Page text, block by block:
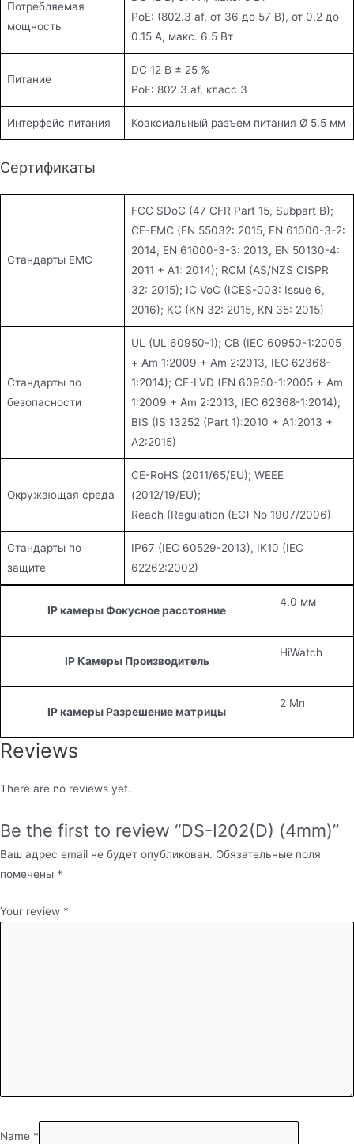
Потребляемая
мощность
PoE: (802.3 af, от 36 до 57 В), от 0.2 до
0.15 A, макс. 6.5 Вт
Питание
DC 12 В ± 25 %
PoE: 802.3 af, класс 3
Интерфейс питания Коаксиальный разъем питания Ø 5.5 мм
Сертификаты
Стандарты EMC
FCC SDoC (47 CFR Part 15, Subpart B);
CE-EMC (EN 55032: 2015, EN 61000-3-2:
2014, EN 61000-3-3: 2013, EN 50130-4:
2011 + A1: 2014); RCM (AS/NZS CISPR
32: 2015); IC VoC (ICES-003: Issue 6,
2016); KC (KN 32: 2015, KN 35: 2015)
Стандарты по
безопасности
UL (UL 60950-1); CB (IEC 60950-1:2005
+ Am 1:2009 + Am 2:2013, IEC 62368-
1:2014); CE-LVD (EN 60950-1:2005 + Am
1:2009 + Am 2:2013, IEC 62368-1:2014);
BIS (IS 13252 (Part 1):2010 + A1:2013 +
A2:2015)
Окружающая среда
CE-RoHS (2011/65/EU); WEEE
(2012/19/EU);
Reach (Regulation (EC) No 1907/2006)
Стандарты по
защите
IP67 (IEC 60529-2013), IK10 (IEC
62262:2002)
IP камеры Фокусное расстояние
4,0 мм
IP Камеры Производитель
HiWatch
IP камеры Разрешение матрицы
2 Мп
Reviews
There are no reviews yet.
Be the first to review “DS-I202(D) (4mm)”
Ваш адрес email не будет опубликован. Обязательные поля
помечены *
Your review *
Name *